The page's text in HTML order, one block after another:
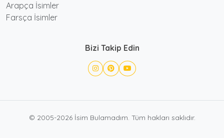
Arapça İsimler
Farsça İsimler
Bizi Takip Edin
© 2005-2026 İsim Bulamadım. Tüm hakları saklıdır.